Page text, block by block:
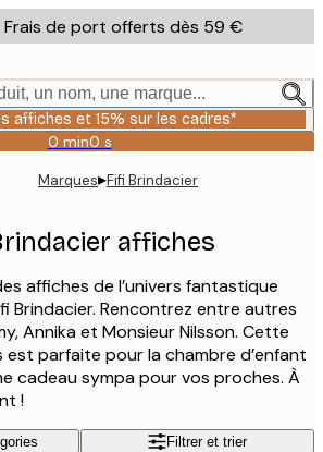
Frais de port offerts dès 59 €
un nom, une marque...
affiches et 15% sur les cadres*
0 min0 s
Valable
jusqu'au
:
08-
06
Marques▸Fifi Brindacier
affiches
affiches de l’univers fantastique
Brindacier. Rencontrez entre autres
Annika et Monsieur Nilsson. Cette
est parfaite pour la chambre d’enfant
cadeau sympa pour vos proches. À
!
Filtrer et trier